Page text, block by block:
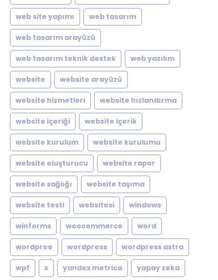
web site yapımı web tasarım
web tasarım arayüzü
web tasarım teknik destek web yazılım
website website arayüzü
website hizmetleri website hızlandırma
website içeriği website içerik
website kurulum website kurulumu
website oluşturucu website rapor
website sağlığı website taşıma
website testi websitesi windows
winforms woocommerce word
wordpree wordpress wordpress astra
wpf x yandex metrica yapay zeka